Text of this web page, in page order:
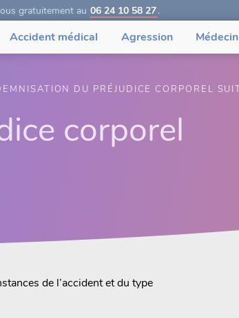
gratuitement au 06 24 10 58 27.
Accident médical Agression
DU PRÉJUDICE CORPOREL
corporel
de l’accident et du type